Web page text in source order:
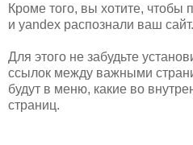
Кроме того, вы хотите, чтобы
и yandex распознали ваш сайт.
Для этого не забудьте
ссылок между важными
будут в меню, какие во
страниц.